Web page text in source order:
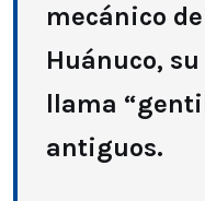
mecánico
Huánuco,
llama
antiguos.